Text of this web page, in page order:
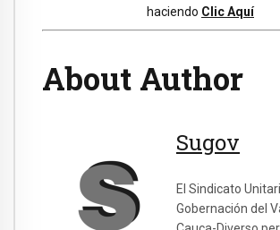
haciendo Clic Aquí
About Author
Sugov
El Sindicato
Gobernación del